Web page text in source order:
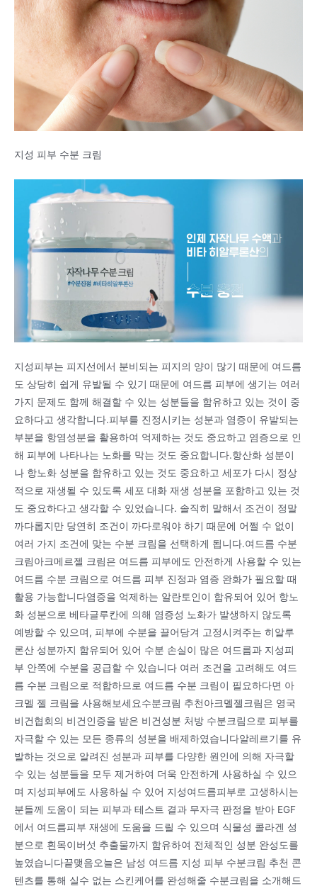
지성 피부 수분 크림
지성피부는 피지선에서 분비되는 피지의 양이 많기 때문에 여드름
도 상당히 쉽게 유발될 수 있기 때문에 여드름 피부에 생기는 여러
가지 문제도 함께 해결할 수 있는 성분들을 함유하고 있는 것이 중
요하다고 생각합니다.피부를 진정시키는 성분과 염증이 유발되는
부분을 항염성분을 활용하여 억제하는 것도 중요하고 염증으로 인
해 피부에 나타나는 노화를 막는 것도 중요합니다.항산화 성분이
나 항노화 성분을 함유하고 있는 것도 중요하고 세포가 다시 정상
적으로 재생될 수 있도록 세포 대화 재생 성분을 포함하고 있는 것
도 중요하다고 생각할 수 있었습니다. 솔직히 말해서 조건이 정말
까다롭지만 당연히 조건이 까다로워야 하기 때문에 어쩔 수 없이
여러 가지 조건에 맞는 수분 크림을 선택하게 됩니다.여드름 수분
크림아크메르젤 크림은 여드름 피부에도 안전하게 사용할 수 있는
여드름 수분 크림으로 여드름 피부 진정과 염증 완화가 필요할 때
활용 가능합니다염증을 억제하는 알란토인이 함유되어 있어 항노
화 성분으로 베타글루칸에 의해 염증성 노화가 발생하지 않도록
예방할 수 있으며, 피부에 수분을 끌어당겨 고정시켜주는 히알루
론산 성분까지 함유되어 있어 수분 손실이 많은 여드름과 지성피
부 안쪽에 수분을 공급할 수 있습니다 여러 조건을 고려해도 여드
름 수분 크림으로 적합하므로 여드름 수분 크림이 필요하다면 아
크멜 젤 크림을 사용해보세요수분크림 추천아크멜젤크림은 영국
비건협회의 비건인증을 받은 비건성분 처방 수분크림으로 피부를
자극할 수 있는 모든 종류의 성분을 배제하였습니다알레르기를 유
발하는 것으로 알려진 성분과 피부를 다양한 원인에 의해 자극할
수 있는 성분들을 모두 제거하여 더욱 안전하게 사용하실 수 있으
며 지성피부에도 사용하실 수 있어 지성여드름피부로 고생하시는
분들께 도움이 되는 피부과 테스트 결과 무자극 판정을 받아 EGF
에서 여드름피부 재생에 도움을 드릴 수 있으며 식물성 콜라겐 성
분으로 흰목이버섯 추출물까지 함유하여 전체적인 성분 완성도를
높였습니다끝맺음오늘은 남성 여드름 지성 피부 수분크림 추천 콘
텐츠를 통해 실수 없는 스킨케어를 완성해줄 수분크림을 소개해드